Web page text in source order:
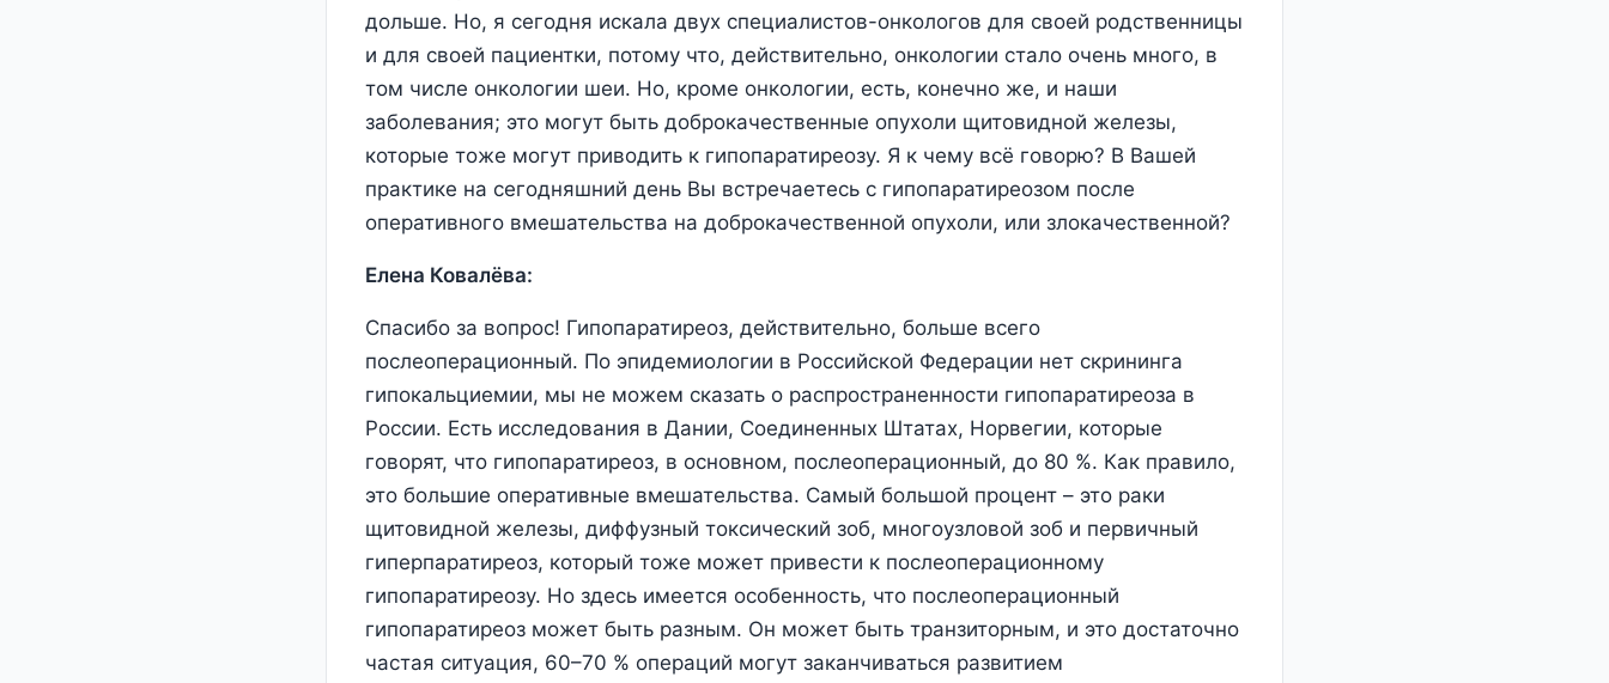
дольше. Но, я сегодня искала двух специалистов-онкологов для своей родственницы
и для своей пациентки, потому что, действительно, онкологии стало очень много, в
том числе онкологии шеи. Но, кроме онкологии, есть, конечно же, и наши
заболевания; это могут быть доброкачественные опухоли щитовидной железы,
которые тоже могут приводить к гипопаратиреозу. Я к чему всё говорю? В Вашей
практике на сегодняшний день Вы встречаетесь с гипопаратиреозом после
оперативного вмешательства на доброкачественной опухоли, или злокачественной?
Елена Ковалёва:
Спасибо за вопрос! Гипопаратиреоз, действительно, больше всего
послеоперационный. По эпидемиологии в Российской Федерации нет скрининга
гипокальциемии, мы не можем сказать о распространенности гипопаратиреоза в
России. Есть исследования в Дании, Соединенных Штатах, Норвегии, которые
говорят, что гипопаратиреоз, в основном, послеоперационный, до 80 %. Как правило,
это большие оперативные вмешательства. Самый большой процент – это раки
щитовидной железы, диффузный токсический зоб, многоузловой зоб и первичный
гиперпаратиреоз, который тоже может привести к послеоперационному
гипопаратиреозу. Но здесь имеется особенность, что послеоперационный
гипопаратиреоз может быть разным. Он может быть транзиторным, и это достаточно
частая ситуация, 60–70 % операций могут заканчиваться развитием